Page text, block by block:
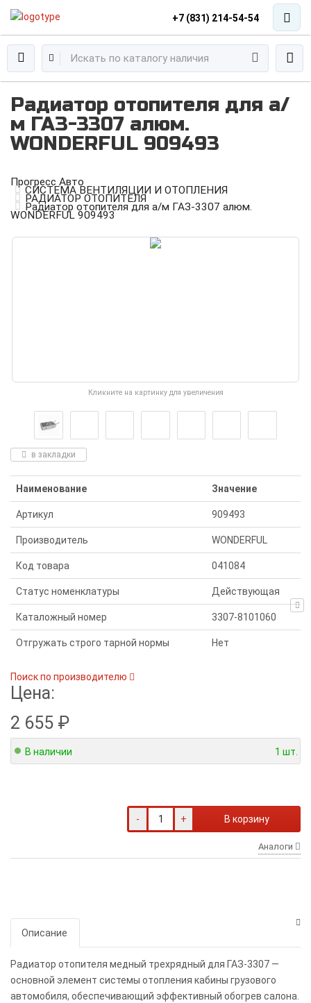
+7 (831) 214-54-54
Радиатор отопителя для а/
м ГАЗ-3307 алюм.
WONDERFUL 909493
Прогресс Авто
СИСТЕМА ВЕНТИЛЯЦИИ И ОТОПЛЕНИЯ
РАДИАТОР ОТОПИТЕЛЯ
Радиатор отопителя для а/м ГАЗ-3307 алюм.
WONDERFUL 909493
Кликните на картинку для увеличения
в закладки
Наименование Значение
Артикул 909493
Производитель WONDERFUL
Код товара 041084
Статус номенклатуры Действующая
Каталожный номер 3307-8101060
Отгружать строго тарной нормы Нет
Поиск по производителю
Цена:
2 655 ₽
В наличии 1 шт.
Аналоги
- + В корзину
Описание
Радиатор отопителя медный трехрядный для ГАЗ-3307 —
основной элемент системы отопления кабины грузового
автомобиля, обеспечивающий эффективный обогрев салона.